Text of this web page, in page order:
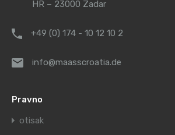
HR – 23000 Zadar
+49 (0) 174 - 10 12 10 2
info@maasscroatia.de
Pravno
otisak